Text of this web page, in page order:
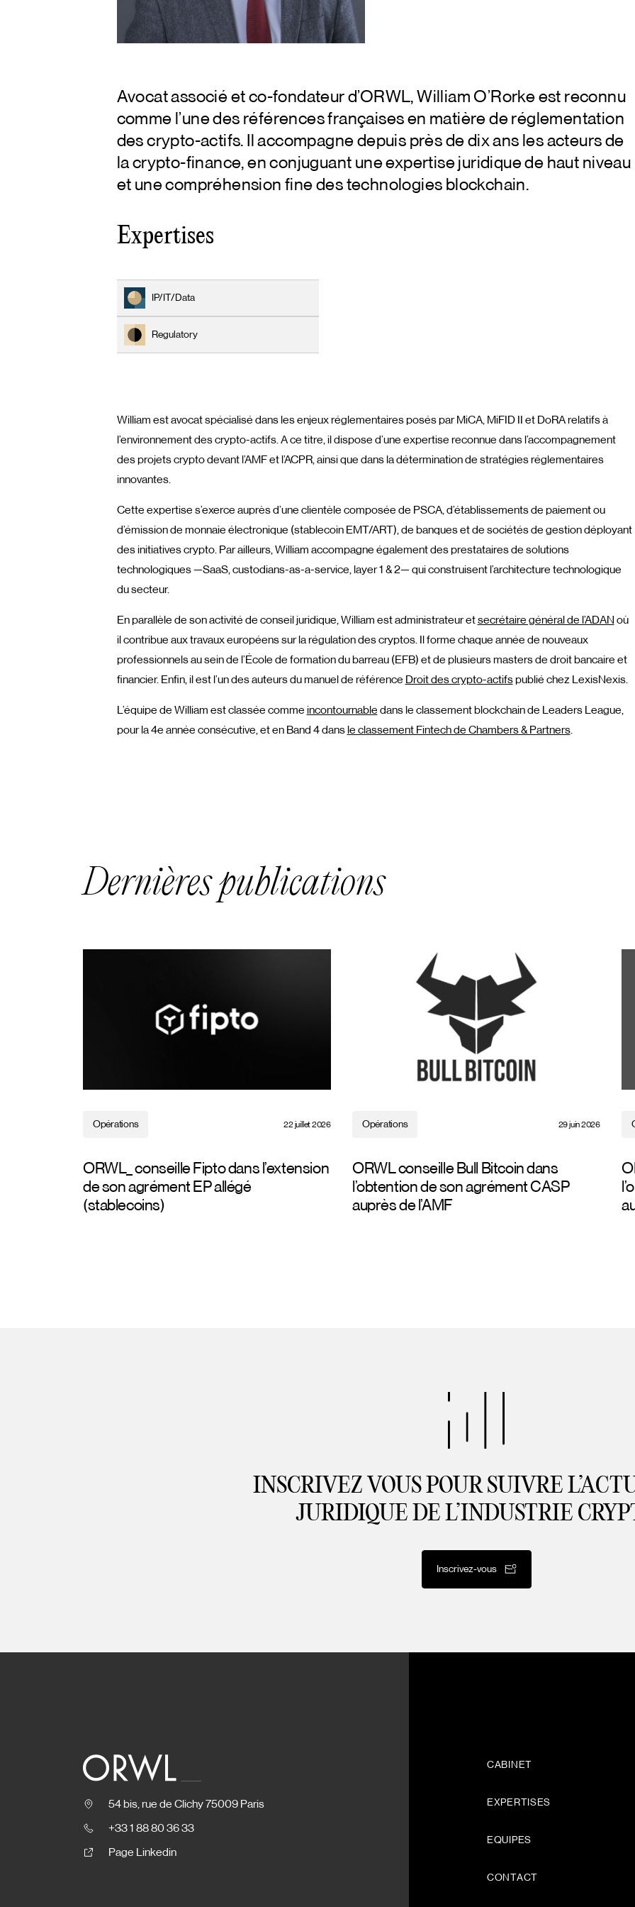
Avocat associé et co-fondateur d’ORWL, William O’Rorke est reconnu
comme l’une des références françaises en matière de réglementation
des crypto-actifs. Il accompagne depuis près de dix ans les acteurs de
la crypto-finance, en conjuguant une expertise juridique de haut niveau
et une compréhension fine des technologies blockchain.
Expertises
IP/IT/Data
Regulatory
William est avocat spécialisé dans les enjeux réglementaires posés par MiCA, MiFID II et DoRA relatifs à
l’environnement des crypto-actifs. A ce titre, il dispose d’une expertise reconnue dans l’accompagnement
des projets crypto devant l’AMF et l’ACPR, ainsi que dans la détermination de stratégies réglementaires
innovantes.
Cette expertise s’exerce auprès d’une clientèle composée de PSCA, d’établissements de paiement ou
d’émission de monnaie électronique (stablecoin EMT/ART), de banques et de sociétés de gestion déployant
des initiatives crypto. Par ailleurs, William accompagne également des prestataires de solutions
technologiques —SaaS, custodians-as-a-service, layer 1 & 2— qui construisent l’architecture technologique
du secteur.
En parallèle de son activité de conseil juridique, William est administrateur etsecrétaire général de l’ADAN où
il contribue aux travaux européens sur la régulation des cryptos. Il forme chaque année de nouveaux
professionnels au sein de l’École de formation du barreau (EFB) et de plusieurs masters de droit bancaire et
financier. Enfin, il est l’un des auteurs du manuel de référence Droit des crypto-actifspublié chez LexisNexis.
L’équipe de William est classée comme incontournable dans le classement blockchain de Leaders League,
pour la 4e année consécutive, et en Band 4 dans le classement Fintech de Chambers & Partners.
Dernières publications
Opérations 22 juillet 2026
ORWL_ conseille Fipto dans l’extension
de son agrément EP allégé
(stablecoins)
Opérations 29 juin 2026
ORWL conseille Bull Bitcoin dans
l’obtention de son agrément CASP
auprès de l’AMF
INSCRIVEZ VOUS POUR SUIVRE
JURIDIQUE DE L’INDUSTRIE
Inscrivez-vous
54 bis, rue de Clichy 75009 Paris
+33 1 88 80 36 33
Page Linkedin
CABINET
EXPERTISES
EQUIPES
CONTACT